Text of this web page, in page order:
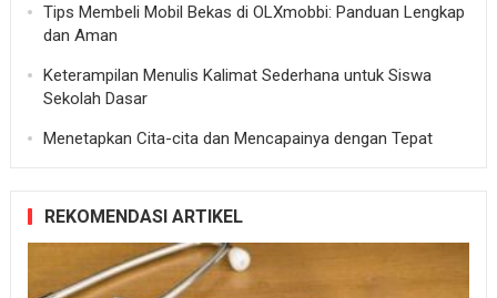
Tips Membeli Mobil Bekas di OLXmobbi: Panduan Lengkap
dan Aman
Keterampilan Menulis Kalimat Sederhana untuk Siswa
Sekolah Dasar
Menetapkan Cita-cita dan Mencapainya dengan Tepat
REKOMENDASI ARTIKEL